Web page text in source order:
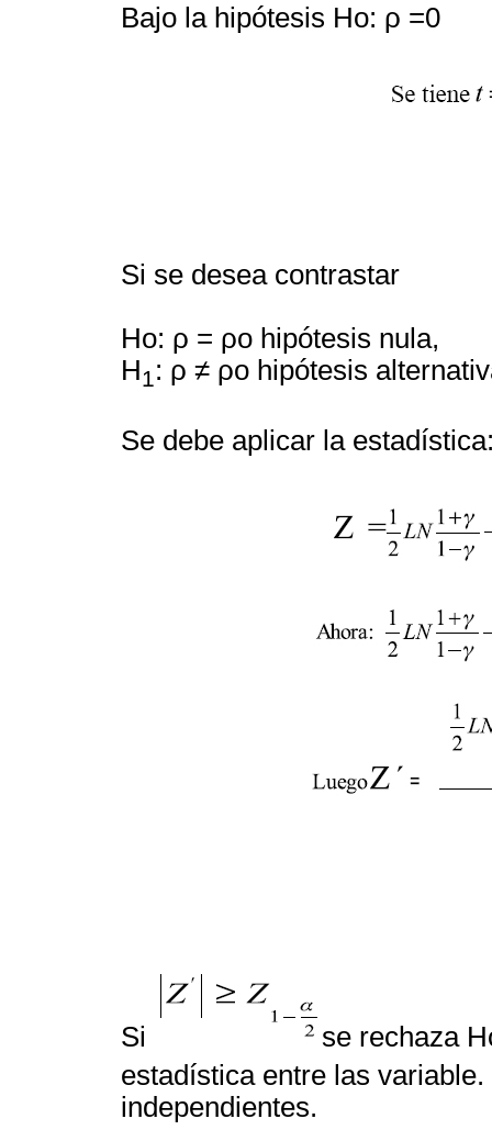
Bajo la hipótesis Ho: ρ =0
Si se desea contrastar
Ho: ρ = ρo hipótesis nula,
H1: ρ ≠ ρo hipótesis
Se debe aplicar la
Si
se rechaza
estadística entre las
independientes.